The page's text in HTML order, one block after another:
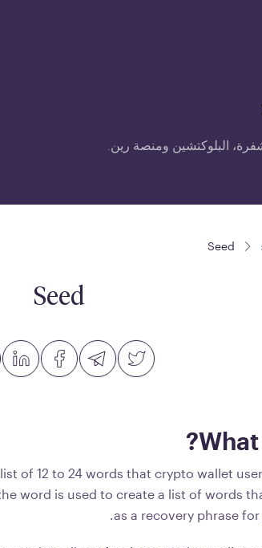
البلوكتشين ومنصة رين.
Seed
Seed
What
of 12 to 24 words that crypto wallet
word is used to create a list of words
as a recovery phrase for